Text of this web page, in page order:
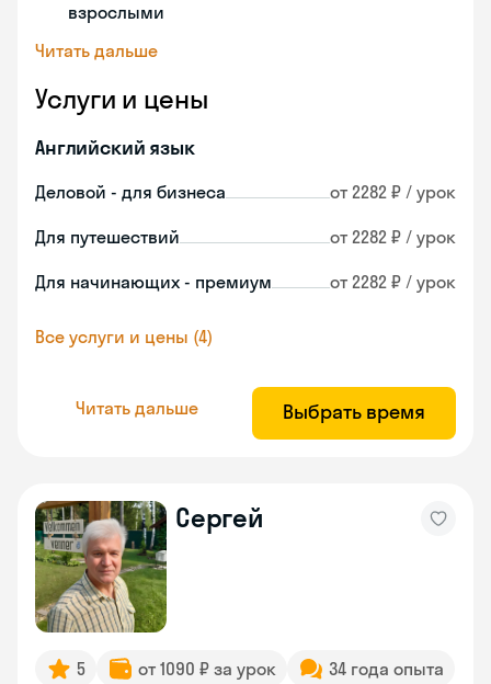
взрослыми
Читать дальше
Услуги и цены
Английский язык
Деловой - для бизнеса от 2282 ₽ / урок
Для путешествий от 2282 ₽ / урок
Для начинающих - премиум от 2282 ₽ / урок
Все услуги и цены (4)
Читать дальше Выбрать время
Сергей
5 от 1090 ₽ за урок 34 года опыта